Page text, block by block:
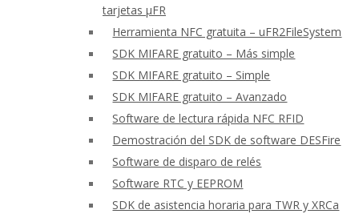
tarjetas μFR
Herramienta NFC gratuita – uFR2FileSystem
SDK MIFARE gratuito – Más simple
SDK MIFARE gratuito – Simple
SDK MIFARE gratuito – Avanzado
Software de lectura rápida NFC RFID
Demostración del SDK de software DESFire
Software de disparo de relés
Software RTC y EEPROM
SDK de asistencia horaria para TWR y XRCa